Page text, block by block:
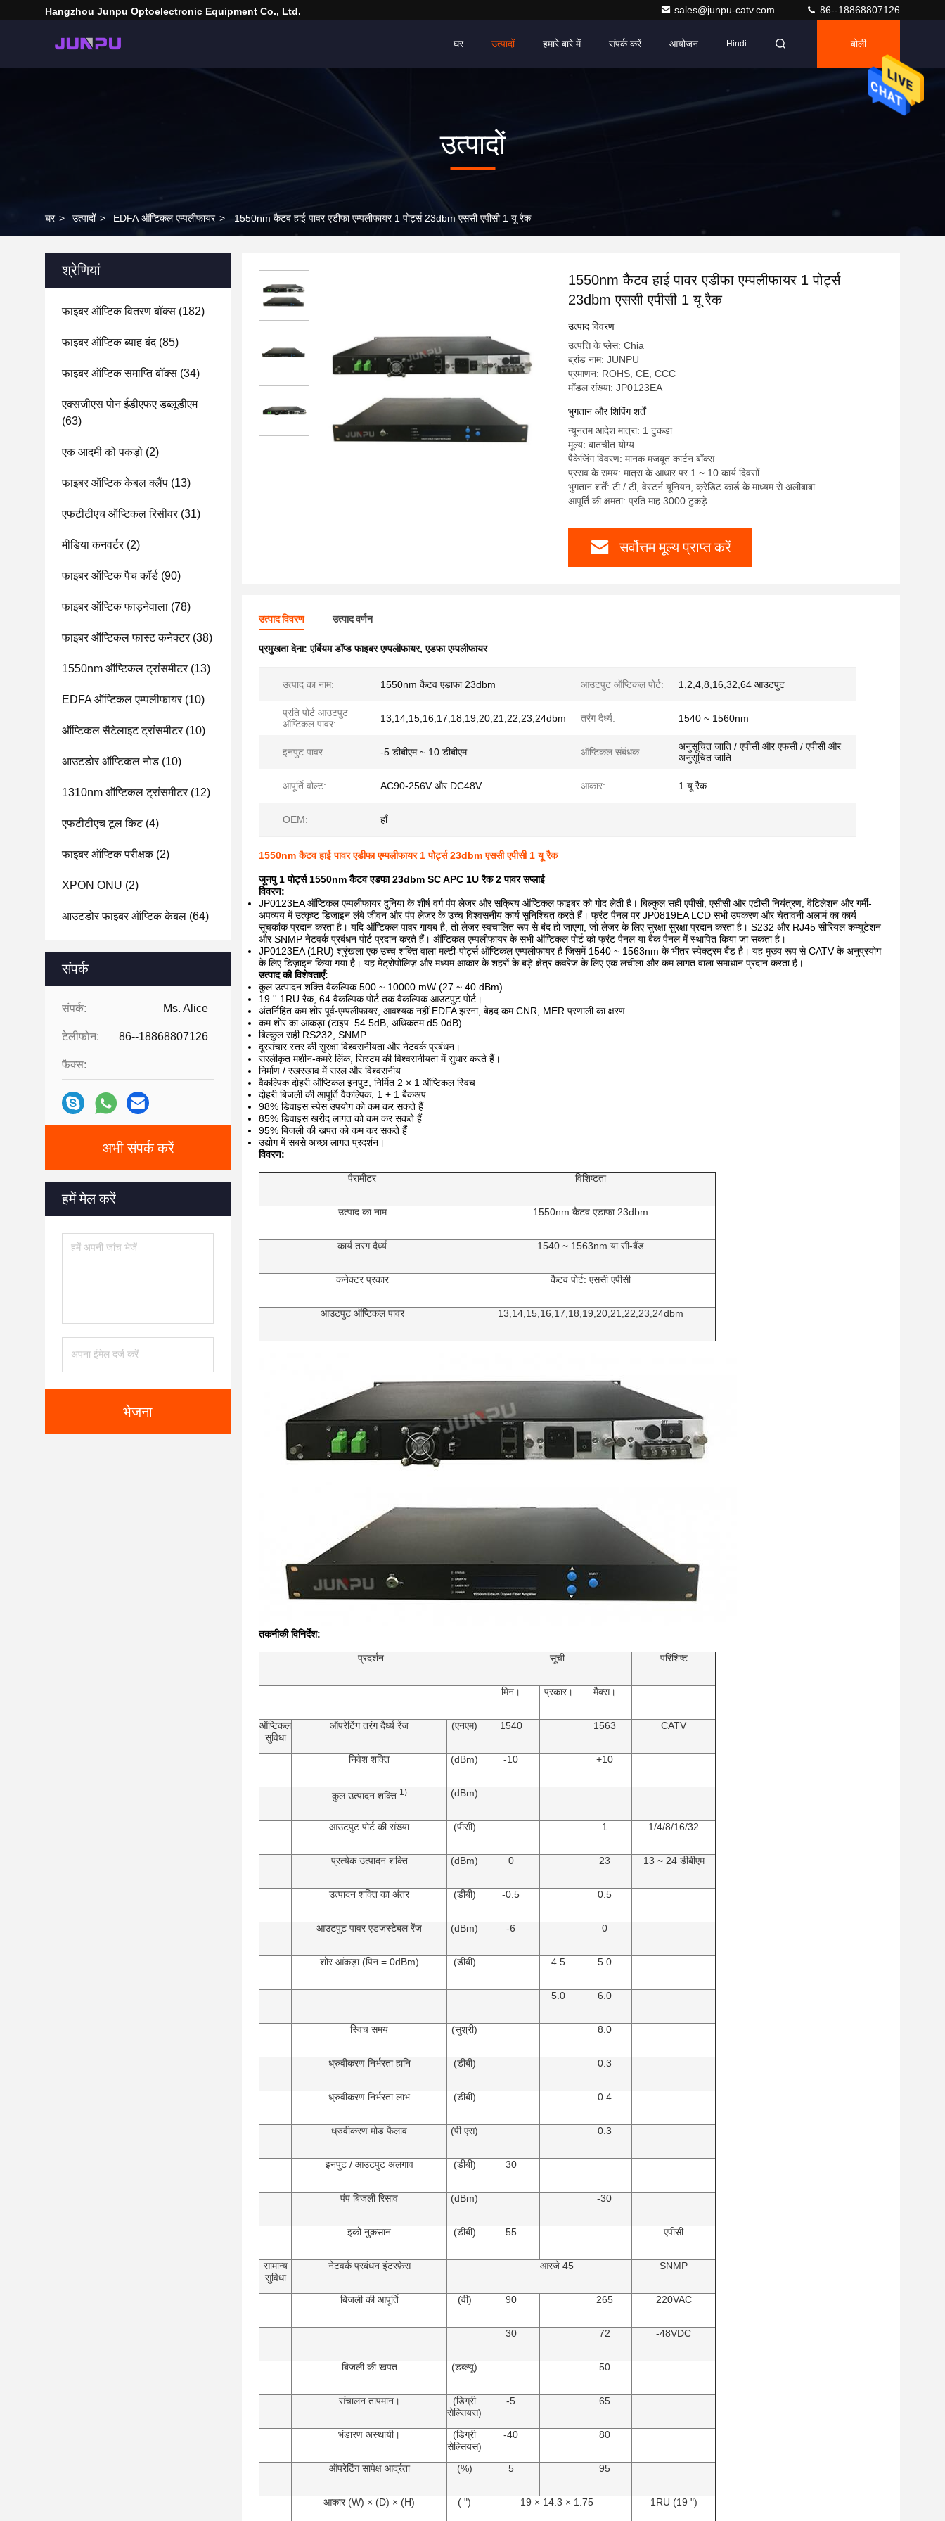
Hangzhou Junpu Optoelectronic Equipment Co., Ltd. sales@junpu-catv.com 86--18868807126
घर उत्पादों हमारे बारे में संपर्क करें आयोजन Hindi बोली
उत्पादों
घर > उत्पादों > EDFA ऑप्टिकल एम्पलीफायर > 1550nm कैटव हाई पावर एडीफा एम्पलीफायर 1 पोर्ट्स 23dbm एससी एपीसी 1 यू रैक
श्रेणियां
फाइबर ऑप्टिक वितरण बॉक्स (182)
फाइबर ऑप्टिक ब्याह बंद(85)
फाइबर ऑप्टिक समाप्ति बॉक्स (34)
एक्सजीएस पोन ईडीएफए डब्लूडीएम
(63)
एक आदमी को पकड़ो (2)
फाइबर ऑप्टिक केबल क्लैंप (13)
एफटीटीएच ऑप्टिकल रिसीवर(31)
मीडिया कनवर्टर(2)
फाइबर ऑप्टिक पैच कॉर्ड (90)
फाइबर ऑप्टिक फाड़नेवाला (78)
फाइबर ऑप्टिकल फास्ट कनेक्टर(38)
1550nm ऑप्टिकल ट्रांसमीटर(13)
EDFA ऑप्टिकल एम्पलीफायर(10)
ऑप्टिकल सैटेलाइट ट्रांसमीटर(10)
आउटडोर ऑप्टिकल नोड (10)
1310nm ऑप्टिकल ट्रांसमीटर(12)
एफटीटीएच टूल किट(4)
फाइबर ऑप्टिक परीक्षक(2)
XPON ONU (2)
आउटडोर फाइबर ऑप्टिक केबल (64)
संपर्क
संपर्क: Ms. Alice
टेलीफोन: 86--18868807126
फैक्स:
अभी संपर्क करें
हमें मेल करें
भेजना
1550nm कैटव हाई पावर एडीफा एम्पलीफायर 1 पोर्ट्स
23dbm एससी एपीसी 1 यू रैक
उत्पाद विवरण
उत्पत्ति के प्लेस: Chia
ब्रांड नाम: JUNPU
प्रमाणन: ROHS, CE, CCC
मॉडल संख्या: JP0123EA
भुगतान और शिपिंग शर्तें
न्यूनतम आदेश मात्रा: 1 टुकड़ा
मूल्य: बातचीत योग्य
पैकेजिंग विवरण: मानक मजबूत कार्टन बॉक्स
प्रसव के समय: मात्रा के आधार पर 1 ~ 10 कार्य दिवसों
भुगतान शर्तें: टी / टी, वेस्टर्न यूनियन, क्रेडिट कार्ड के माध्यम से अलीबाबा
आपूर्ति की क्षमता: प्रति माह 3000 टुकड़े
सर्वोत्तम मूल्य प्राप्त करें
उत्पाद विवरण उत्पाद वर्णन
प्रमुखता देना:एर्बियम डॉप्ड फाइबर एम्पलीफायर,एडफा एम्पलीफायर
उत्पाद का नाम: 1550nm कैटव एडाफा 23dbm आउटपुट ऑप्टिकल पोर्ट: 1,2,4,8,16,32,64 आउटपुट
प्रति पोर्ट आउटपुट
ऑप्टिकल पावर:
13,14,15,16,17,18,19,20,21,22,23,24dbm तरंग दैर्ध्य: 1540 ~ 1560nm
इनपुट पावर: -5 डीबीएम ~ 10 डीबीएम ऑप्टिकल संबंधक:
अनुसूचित जाति / एपीसी और एफसी / एपीसी और
अनुसूचित जाति
आपूर्ति वोल्ट: AC90-256V और DC48V आकार: 1 यू रैक
OEM: हाँ
1550nm कैटव हाई पावर एडीफा एम्पलीफायर 1 पोर्ट्स 23dbm एससी एपीसी 1 यू रैक
जूनपु 1 पोर्ट्स 1550nm कैटव एडफा 23dbm SC APC 1U रैक 2 पावर सप्लाई
विवरण:
JP0123EA ऑप्टिकल एम्पलीफायर दुनिया के शीर्ष वर्ग पंप लेजर और सक्रिय ऑप्टिकल फाइबर को गोद लेती है। बिल्कुल सही एपीसी, एसीसी और एटीसी नियंत्रण, वेंटिलेशन और गर्मी-
अपव्यय में उत्कृष्ट डिजाइन लंबे जीवन और पंप लेजर के उच्च विश्वसनीय कार्य सुनिश्चित करते हैं। फ्रंट पैनल पर JP0819EA LCD सभी उपकरण और चेतावनी अलार्म का कार्य
सूचकांक प्रदान करता है। यदि ऑप्टिकल पावर गायब है, तो लेजर स्वचालित रूप से बंद हो जाएगा, जो लेजर के लिए सुरक्षा सुरक्षा प्रदान करता है। S232 और RJ45 सीरियल कम्यूटेशन
और SNMP नेटवर्क प्रबंधन पोर्ट प्रदान करते हैं। ऑप्टिकल एम्पलीफायर के सभी ऑप्टिकल पोर्ट को फ्रंट पैनल या बैक पैनल में स्थापित किया जा सकता है।
JP0123EA (1RU) श्रृंखला एक उच्च शक्ति वाला मल्टी-पोर्ट्स ऑप्टिकल एम्पलीफायर है जिसमें 1540 ~ 1563nm के भीतर स्पेक्ट्रम बैंड है। यह मुख्य रूप से CATV के अनुप्रयोग
के लिए डिज़ाइन किया गया है। यह मेट्रोपोलिज़ और मध्यम आकार के शहरों के बड़े क्षेत्र कवरेज के लिए एक लचीला और कम लागत वाला समाधान प्रदान करता है।
उत्पाद की विशेषताएँ:
कुल उत्पादन शक्ति वैकल्पिक 500 ~ 10000 mW (27 ~ 40 dBm)
19 '' 1RU रैक, 64 वैकल्पिक पोर्ट तक वैकल्पिक आउटपुट पोर्ट।
अंतर्निहित कम शोर पूर्व-एम्पलीफायर, आवश्यक नहीं EDFA झरना, बेहद कम CNR, MER प्रणाली का क्षरण
कम शोर का आंकड़ा (टाइप .54.5dB, अधिकतम d5.0dB)
बिल्कुल सही RS232, SNMP
दूरसंचार स्तर की सुरक्षा विश्वसनीयता और नेटवर्क प्रबंधन।
सरलीकृत मशीन-कमरे लिंक, सिस्टम की विश्वसनीयता में सुधार करते हैं।
निर्माण / रखरखाव में सरल और विश्वसनीय
वैकल्पिक दोहरी ऑप्टिकल इनपुट, निर्मित 2 × 1 ऑप्टिकल स्विच
दोहरी बिजली की आपूर्ति वैकल्पिक, 1 + 1 बैकअप
98% डिवाइस स्पेस उपयोग को कम कर सकते हैं
85% डिवाइस खरीद लागत को कम कर सकते हैं
95% बिजली की खपत को कम कर सकते हैं
उद्योग में सबसे अच्छा लागत प्रदर्शन।
विवरण:
पैरामीटर विशिष्टता
उत्पाद का नाम 1550nm कैटव एडाफा 23dbm
कार्य तरंग दैर्ध्य 1540 ~ 1563nm या सी-बैंड
कनेक्टर प्रकार कैटव पोर्ट: एससी एपीसी
आउटपुट ऑप्टिकल पावर 13,14,15,16,17,18,19,20,21,22,23,24dbm
तकनीकी विनिर्देश:
प्रदर्शन सूची परिशिष्ट
मिन। प्रकार। मैक्स।
ऑप्टिकल
सुविधा
ऑपरेटिंग तरंग दैर्ध्य रेंज (एनएम) 1540 1563 CATV
निवेश शक्ति (dBm) -10 +10
कुल उत्पादन शक्ति 1) (dBm)
आउटपुट पोर्ट की संख्या (पीसी) 1 1/4/8/16/32
प्रत्येक उत्पादन शक्ति (dBm) 0 23 13 ~ 24 डीबीएम
उत्पादन शक्ति का अंतर (डीबी) -0.5 0.5
आउटपुट पावर एडजस्टेबल रेंज (dBm) -6 0
शोर आंकड़ा (पिन = 0dBm) (डीबी) 4.5 5.0
5.0 6.0
स्विच समय (सुश्री) 8.0
ध्रुवीकरण निर्भरता हानि (डीबी) 0.3
ध्रुवीकरण निर्भरता लाभ (डीबी) 0.4
ध्रुवीकरण मोड फैलाव (पी एस) 0.3
इनपुट / आउटपुट अलगाव (डीबी) 30
पंप बिजली रिसाव (dBm) -30
इको नुकसान (डीबी) 55 एपीसी
सामान्य
सुविधा
नेटवर्क प्रबंधन इंटरफ़ेस आरजे 45 SNMP
बिजली की आपूर्ति (वी) 90 265 220VAC
30 72 -48VDC
बिजली की खपत (डब्ल्यू) 50
संचालन तापमान।
(डिग्री
सेल्सियस)
-5 65
भंडारण अस्थायी।
(डिग्री
सेल्सियस)
-40 80
ऑपरेटिंग सापेक्ष आर्द्रता (%) 5 95
आकार (W) × (D) × (H) ( ") 19 × 14.3 × 1.75 1RU (19 ")